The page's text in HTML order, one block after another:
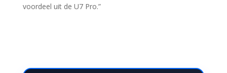
voordeel uit de U7 Pro.”